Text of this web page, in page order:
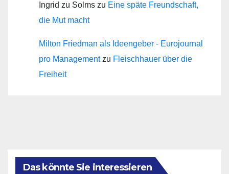
Ingrid zu Solms zu Eine späte Freundschaft,
die Mut macht
Milton Friedman als Ideengeber - Eurojournal
pro Managementzu Fleischhauer über die
Freiheit
Das könnte Sie interessieren